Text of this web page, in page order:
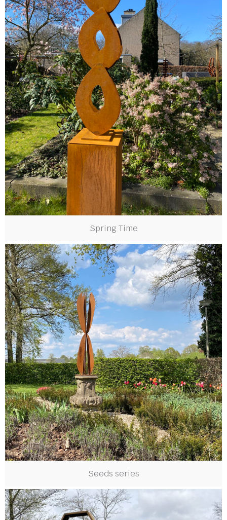
Spring Time
Seeds series